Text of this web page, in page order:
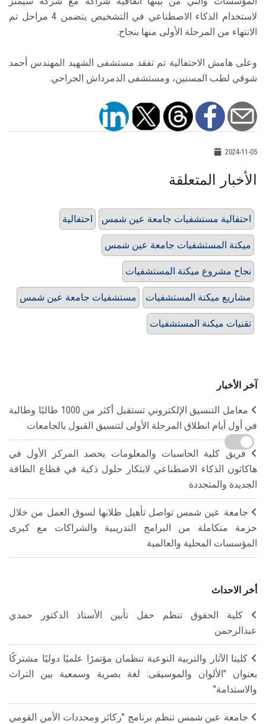
لاستخدام الذكاء الاصطناعي في التشخيص يتضمن 4 مراحل تم
الانتهاء من المرحلة الأولى منها بنجاح.
وعلى هامش الاحتفالية تم تفقد مستشفى الشهيد المهندس أحمد
شوقي لطب المسنين، ومستشفى الدمرداش الجراحي.
2024-11-05
الأخبار المتعلقة
احتفالية احتفالية مستشفيات جامعة عين شمس
ميكنة المستشفيات جامعة عين شمس
نجاح مشروع ميكنة المستشفيات
مستشفيات جامعة عين شمس مشاريع ميكنة المستشفيات
تقنيات ميكنة المستشفيات
آخر الأخبار
معامل التنسيق الإلكتروني تستقبل أكثر من 1000 طالبًا وطالبة
في أول أيام انطلاق المرحلة الأولى لتنسيق القبول بالجامعات
فريق كلية الحاسبات والمعلومات يحصد المركز الأول في
هاكاثون الذكاء الاصطناعي لابتكار حلول ذكية في قطاع الطاقة
الجديدة والمتجددة
جامعة عين شمس تواصل تأهيل طلابها لسوق العمل من خلال
حزمة متكاملة من البرامج التدريبية والشراكات مع كبرى
المؤسسات المحلية والعالمية
أخر الاحداث
كلية الحقوق تنظم حفل تأبين الأستاذ الدكتور حمدي
عبدالرحمن
كليتا الآثار والتربية النوعية تنظمان مؤتمرًا علميًا دوليًا مشتركًا
بعنوان "الألوان والموسيقى: لغة بصرية وسمعية بين التراث
والاستدامة"
جامعة عين شمس تنظم برنامج "ركائز ومحددات الأمن القومي